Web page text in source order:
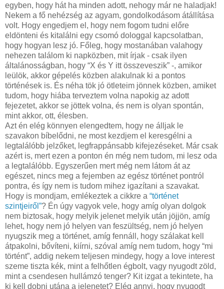
egyben, hogy hát ha minden adott, nehogy már ne haladjak!
Nekem a fő nehézség az agyam, gondolkodásom átállítása
volt. Hogy engedjem el, hogy nem fogom tudni előre
eldönteni és kitalálni egy csomó dologgal kapcsolatban,
hogy hogyan lesz jó. Főleg, hogy mostanában valahogy
nehezen találom ki napközben, mit írjak - csak ilyen
általánosságban, hogy “X és Y itt összeveszik” -, amikor
leülök, akkor gépelés közben alakulnak ki a pontos
történések is. És néha tök jó ötleteim jönnek közben, amiket
tudom, hogy hiába terveztem volna napokig az adott
fejezetet, akkor se jöttek volna, és nem is olyan spontán,
mint akkor, ott, élesben.
Azt én elég könnyen elengedtem, hogy ne álljak le
szavakon bíbelődni, ne most kezdjem el keresgélni a
legtalálóbb jelzőket, legfrappánsabb kifejezéseket. Már csak
azért is, mert ezen a ponton én még nem tudom, mi lesz oda
a legtalálóbb. Egyszerűen mert még nem látom át az
egészet, nincs meg a fejemben az egész történet pontról
pontra, és így nem is tudom mihez igazítani a szavakat.
Hogy is mondjam, emlékeztek a cikkre a “történet
szintjeiről”? Én úgy vagyok vele, hogy amíg olyan dolgok
nem biztosak, hogy melyik jelenet melyik után jöjjön, amíg
lehet, hogy nem jó helyen van feszültség, nem jó helyen
nyugszik meg a történet, amíg fennáll, hogy szálakat kell
átpakolni, bővíteni, kiírni, szóval amíg nem tudom, hogy “mi
történt”, addig nekem teljesen mindegy, hogy a love interest
szeme tiszta kék, mint a felhőtlen égbolt, vagy nyugodt zöld,
mint a csendesen hullámzó tenger? Kit izgat a tekintete, ha
ki kell dobni utána a jelenetet? Elég annyi, hogy nyugodt